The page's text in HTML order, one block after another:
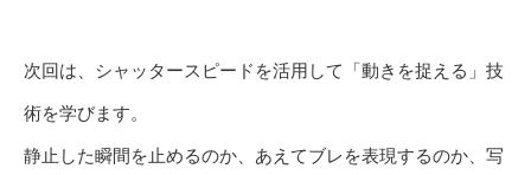
次回は、シャッタースピードを活用して「動きを捉える」技
術を学びます。
静止した瞬間を止めるのか、あえてブレを表現するのか、写